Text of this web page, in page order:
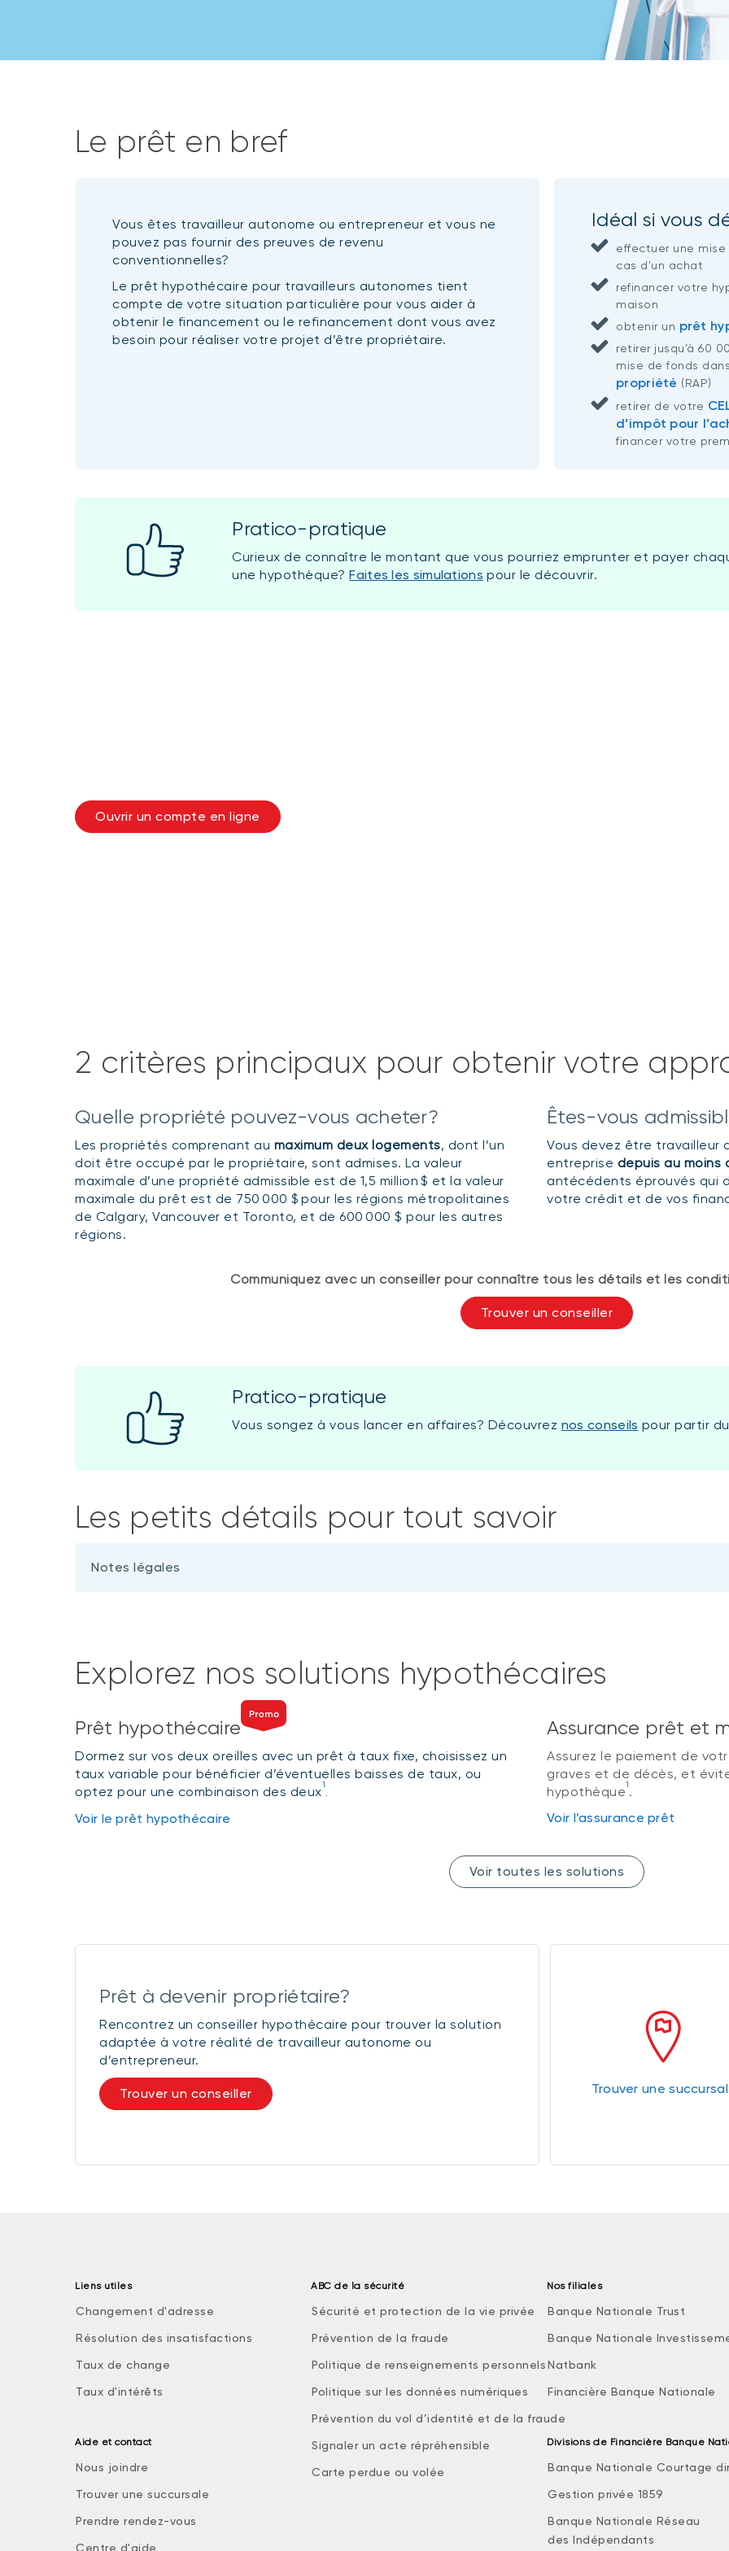
Le prêt en bref
Vous êtes travailleur autonome ou entrepreneur et vous ne
pouvez pas fournir des preuves de revenu
conventionnelles?
Le prêt hypothécaire pour travailleurs autonomes tient
compte de votre situation particulière pour vous aider à
obtenir le financement ou le refinancement dont vous avez
besoin pour réaliser votre projet d’être propriétaire.
Idéal si vous
effectuer une mise
cas d'un achat
refinancer votre
maison
obtenir un prêt
retirer jusqu’à 60
mise de fonds
propriété (RAP)
retirer de votre
d’impôt pour
financer votre
Pratico-pratique
Curieux de connaître le montant que vous pourriez emprunter et payer
une hypothèque?Faites les simulations pour le découvrir.
Ouvrir un compte en ligne
2 critères principaux pour obtenir votre
Quelle propriété pouvez-vous acheter?
Les propriétés comprenant au maximum deux logements, dont l’un
doit être occupé par le propriétaire, sont admises. La valeur
maximale d’une propriété admissible est de 1,5 million $ et la valeur
maximale du prêt est de 750 000 $ pour les régions métropolitaines
de Calgary, Vancouver et Toronto, et de 600 000 $ pour les autres
régions.
Êtes-vous
Vous devez être travailleur
entreprise depuis au moins
antécédents éprouvés qui
votre crédit et de vos
Communiquez avec un conseiller pour connaître tous les détails et les
Trouver un conseiller
Pratico-pratique
Vous songez à vous lancer en affaires? Découvrez nos conseils pour partir
Les petits détails pour tout savoir
Notes légales
Explorez nos solutions hypothécaires
Prêt hypothécaire
Dormez sur vos deux oreilles avec un prêt à taux fixe, choisissez un
taux variable pour bénéficier d’éventuelles baisses de taux, ou
optez pour une combinaison des deux1
.
Voir le prêt hypothécaire
Assurance prêt et
Assurez le paiement de
graves et de décès, et
hypothèque1.
Voir l’assurance prêt
Voir toutes les solutions
Prêt à devenir propriétaire?
Rencontrez un conseiller hypothécaire pour trouver la solution
adaptée à votre réalité de travailleur autonome ou
d’entrepreneur.
Trouver un conseiller Trouver une
Liens utiles
Changement d'adresse
Résolution des insatisfactions
Taux de change
Taux d'intérêts
Aide et contact
Nous joindre
Trouver une succursale
Prendre rendez-vous
Centre d'aide
ABC de la sécurité
Sécurité et protection de la vie privée
Prévention de la fraude
Politique de renseignements personnels
Politique sur les données numériques
Prévention du vol d’identité et de la fraude
Signaler un acte répréhensible
Carte perdue ou volée
Nos filiales
Banque Nationale Trust
Banque Nationale
Natbank
Financière Banque Nationale
Divisions de Financière Banque
Banque Nationale Courtage
Gestion privée 1859
Banque Nationale Réseau
des Indépendants